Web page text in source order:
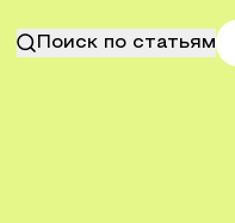
Поиск по статьям